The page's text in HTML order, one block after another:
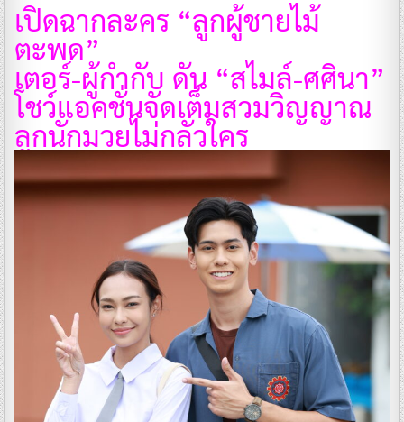
เปิดฉากละคร “ลูกผู้ชายไม้
ตะพด”
เตอร์-ผู้กำกับ ดัน “สไมล์-ศศินา”
โชว์แอคชั่นจัดเต็มสวมวิญญาณ
ลูกนักมวยไม่กลัวใคร